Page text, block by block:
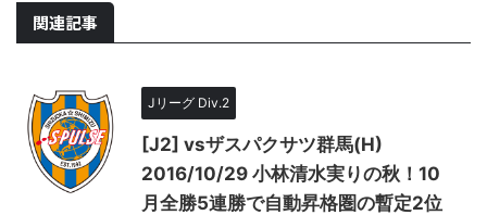
関連記事
Jリーグ Div.2
[J2] vsザスパクサツ群馬(H)
2016/10/29 小林清水実りの秋！10
月全勝5連勝で自動昇格圏の暫定2位